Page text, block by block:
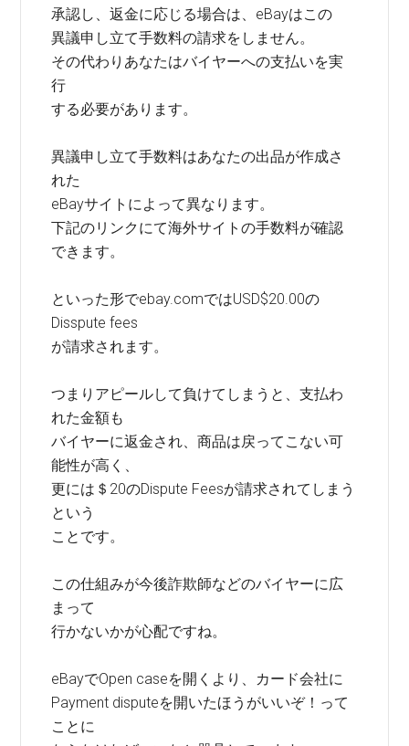
承認し、返金に応じる場合は、eBayはこの
異議申し立て手数料の請求をしません。
その代わりあなたはバイヤーへの支払いを実
行
する必要があります。
異議申し立て手数料はあなたの出品が作成さ
れた
eBayサイトによって異なります。
下記のリンクにて海外サイトの手数料が確認
できます。
といった形でebay.comではUSD$20.00の
Disspute fees
が請求されます。
つまりアピールして負けてしまうと、支払わ
れた金額も
バイヤーに返金され、商品は戻ってこない可
能性が高く、
更には＄20のDispute Feesが請求されてしまう
という
ことです。
この仕組みが今後詐欺師などのバイヤーに広
まって
行かないかが心配ですね。
eBayでOpen caseを開くより、カード会社に
Payment disputeを開いたほうがいいぞ！って
ことに